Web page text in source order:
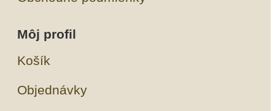
Môj profil
Košík
Objednávky